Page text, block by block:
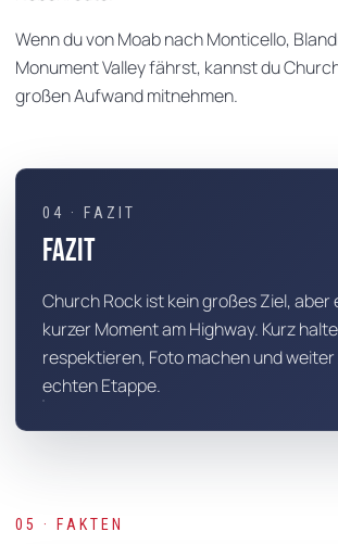
Wenn du von Moab nach Monticello,
Monument Valley fährst, kannst du
großen Aufwand mitnehmen.
04 · FAZIT
Fazit
Church Rock ist kein großes Ziel, aber
kurzer Moment am Highway. Kurz
respektieren, Foto machen und
echten Etappe.
05 · FAKTEN